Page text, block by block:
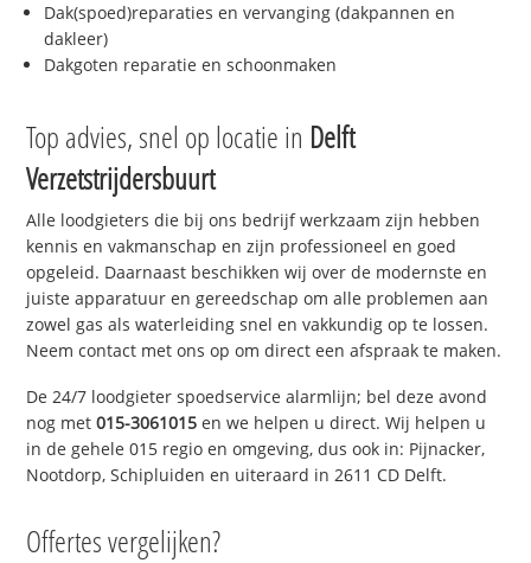
Dak(spoed)reparaties en vervanging (dakpannen en
dakleer)
Dakgoten reparatie en schoonmaken
Top advies, snel op locatie in Delft
Verzetstrijdersbuurt
Alle loodgieters die bij ons bedrijf werkzaam zijn hebben
kennis en vakmanschap en zijn professioneel en goed
opgeleid. Daarnaast beschikken wij over de modernste en
juiste apparatuur en gereedschap om alle problemen aan
zowel gas als waterleiding snel en vakkundig op te lossen.
Neem contact met ons op om direct een afspraak te maken.
De 24/7 loodgieter spoedservice alarmlijn; bel deze avond
nog met015-3061015 en we helpen u direct. Wij helpen u
in de gehele 015 regio en omgeving, dus ook in: Pijnacker,
Nootdorp, Schipluiden en uiteraard in 2611 CD Delft.
Offertes vergelijken?